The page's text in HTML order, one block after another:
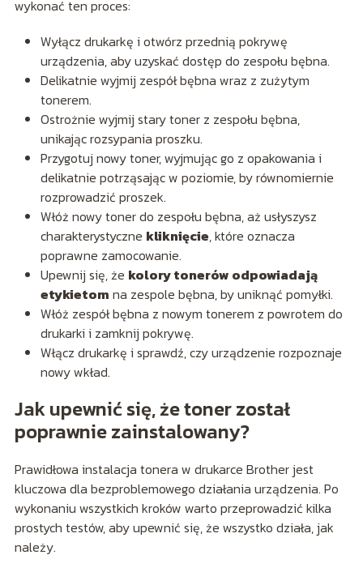
wykonać ten proces:
Wyłącz drukarkę i otwórz przednią pokrywę
urządzenia, aby uzyskać dostęp do zespołu bębna.
Delikatnie wyjmij zespół bębna wraz z zużytym
tonerem.
Ostrożnie wyjmij stary toner z zespołu bębna,
unikając rozsypania proszku.
Przygotuj nowy toner, wyjmując go z opakowania i
delikatnie potrząsając w poziomie, by równomiernie
rozprowadzić proszek.
Włóż nowy toner do zespołu bębna, aż usłyszysz
charakterystyczne kliknięcie, które oznacza
poprawne zamocowanie.
Upewnij się, że kolory tonerów odpowiadają
etykietom na zespole bębna, by uniknąć pomyłki.
Włóż zespół bębna z nowym tonerem z powrotem do
drukarki i zamknij pokrywę.
Włącz drukarkę i sprawdź, czy urządzenie rozpoznaje
nowy wkład.
Jak upewnić się, że toner został
poprawnie zainstalowany?
Prawidłowa instalacja tonera w drukarce Brother jest
kluczowa dla bezproblemowego działania urządzenia. Po
wykonaniu wszystkich kroków warto przeprowadzić kilka
prostych testów, aby upewnić się, że wszystko działa, jak
należy.